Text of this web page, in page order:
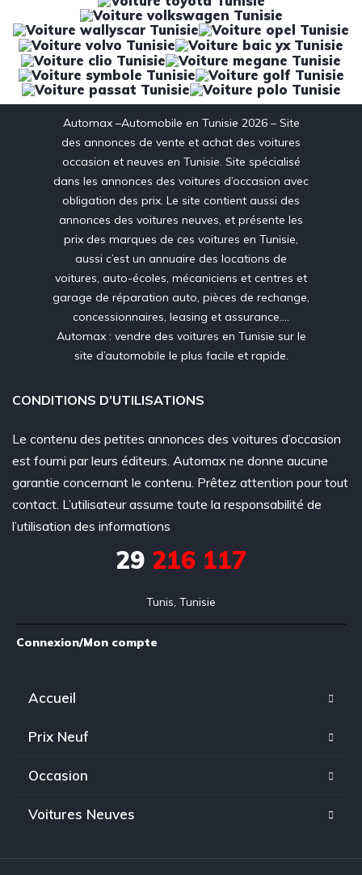
Automax –Automobile en Tunisie 2026 – Site
des annonces de vente et achat des voitures
occasion et neuves en Tunisie. Site spécialisé
dans les annonces des voitures d’occasion avec
obligation des prix. Le site contient aussi des
annonces des voitures neuves, et présente les
prix des marques de ces voitures en Tunisie,
aussi c’est un annuaire des locations de
voitures, auto-écoles, mécaniciens et centres et
garage de réparation auto, pièces de rechange,
concessionnaires, leasing et assurance….
Automax : vendre des voitures en Tunisie sur le
site d’automobile le plus facile et rapide.
CONDITIONS D’UTILISATIONS
Le contenu des petites annonces des voitures d’occasion
est fourni par leurs éditeurs. Automax ne donne aucune
garantie concernant le contenu. Prêtez attention pour tout
contact. L’utilisateur assume toute la responsabilité de
l’utilisation des informations
29 216 117
Tunis, Tunisie
Connexion/Mon compte
Accueil
Prix Neuf
Occasion
Voitures Neuves